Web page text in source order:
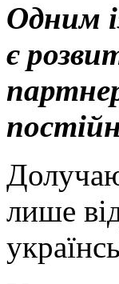
Одним
є
лише